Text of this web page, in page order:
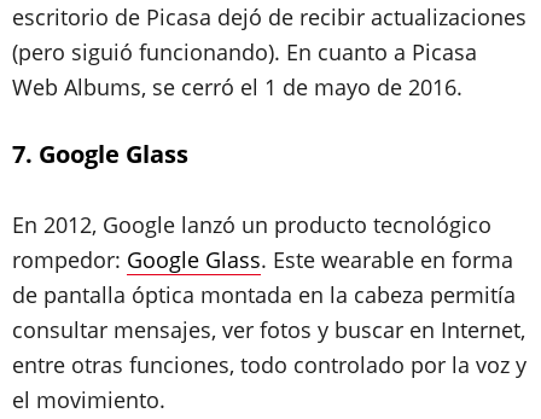
escritorio de Picasa dejó de recibir actualizaciones
(pero siguió funcionando). En cuanto a Picasa
Web Albums, se cerró el 1 de mayo de 2016.
7. Google Glass
En 2012, Google lanzó un producto tecnológico
rompedor: Google Glass. Este wearable en forma
de pantalla óptica montada en la cabeza permitía
consultar mensajes, ver fotos y buscar en Internet,
entre otras funciones, todo controlado por la voz y
el movimiento.